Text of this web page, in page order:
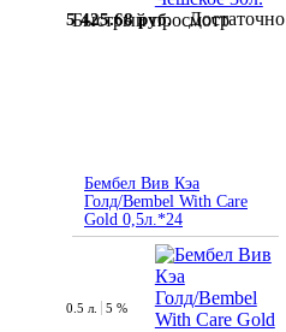
Быстрый просмотр
5 425.68 руб. Достаточно
Бембел Вив Кэа
Голд/Bembel With Care
Gold 0,5л.*24
0.5 л. 5 %